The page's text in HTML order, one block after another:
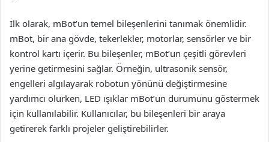
İlk olarak, mBot’un temel bileşenlerini tanımak önemlidir.
mBot, bir ana gövde, tekerlekler, motorlar, sensörler ve bir
kontrol kartı içerir. Bu bileşenler, mBot’un çeşitli görevleri
yerine getirmesini sağlar. Örneğin, ultrasonik sensör,
engelleri algılayarak robotun yönünü değiştirmesine
yardımcı olurken, LED ışıklar mBot’un durumunu göstermek
için kullanılabilir. Kullanıcılar, bu bileşenleri bir araya
getirerek farklı projeler geliştirebilirler.